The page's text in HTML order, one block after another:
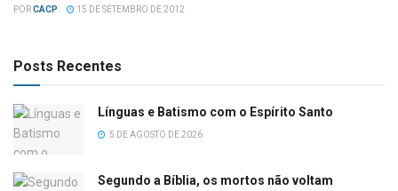
PORCACP 15 DE SETEMBRO DE 2012
Posts Recentes
Línguas e Batismo com o Espírito Santo
5 DE AGOSTO DE 2026
Segundo a Bíblia, os mortos não voltam